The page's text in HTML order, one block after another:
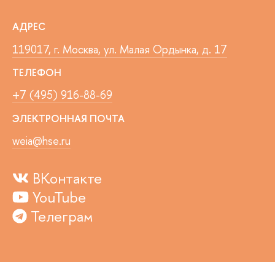
АДРЕС
119017, г. Москва, ул. Малая Ордынка, д. 17
ТЕЛЕФОН
+7 (495) 916-88-69
ЭЛЕКТРОННАЯ ПОЧТА
weia@hse.ru
ВКонтакте
YouTube
Телеграм